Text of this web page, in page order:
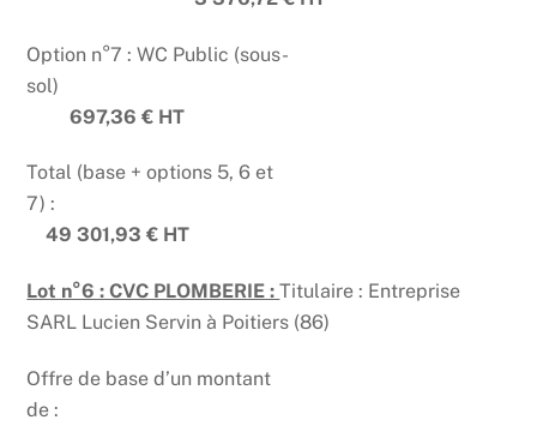
Option n°7 : WC Public (sous-
sol)
697,36 € HT
Total (base + options 5, 6 et
7) :
49 301,93 € HT
Lot n°6 : CVC PLOMBERIE :Titulaire : Entreprise
SARL Lucien Servin à Poitiers (86)
Offre de base d’un montant
de :